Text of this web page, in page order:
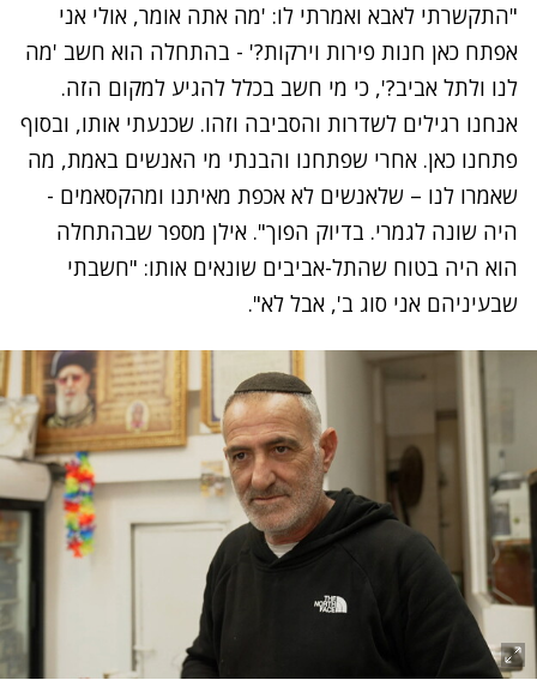
"התקשרתי לאבא ואמרתי לו: 'מה אתה אומר, אולי אני
אפתח כאן חנות פירות וירקות?' - בהתחלה הוא חשב 'מה
לנו ולתל אביב?', כי מי חשב בכלל להגיע למקום הזה.
אנחנו רגילים לשדרות והסביבה וזהו. שכנעתי אותו, ובסוף
פתחנו כאן. אחרי שפתחנו והבנתי מי האנשים באמת, מה
שאמרו לנו – שלאנשים לא אכפת מאיתנו ומהקסאמים -
היה שונה לגמרי. בדיוק הפוך". אילן מספר שבהתחלה
הוא היה בטוח שהתל-אביבים שונאים אותו: "חשבתי
שבעיניהם אני סוג ב', אבל לא".